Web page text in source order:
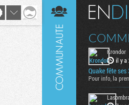
Digest
Krondor
il y a
Quake fête
Pour info, la